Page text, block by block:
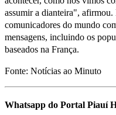
assumir a dianteira",
comunicadores do mundo
mensagens, incluindo os
baseados na França.
Fonte: Notícias ao Minuto
Whatsapp do Portal Piauí